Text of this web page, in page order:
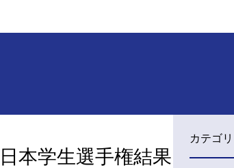
本学生選手権結果
カテゴリ